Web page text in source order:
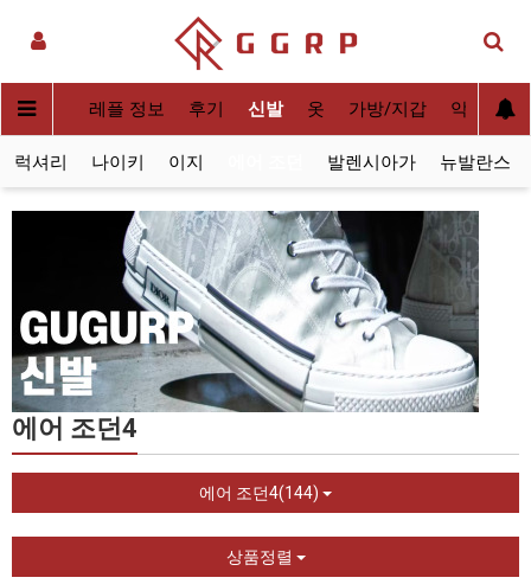
사[QC] 레플 정보 후기 신발 옷 가방/지갑 악세사리
럭셔리 나이키 이지 발렌시아가 뉴발란스
에어 조던4
에어 조던4(144)
상품정렬